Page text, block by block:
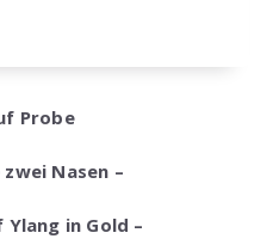
Probe
Nasen –
in Gold –